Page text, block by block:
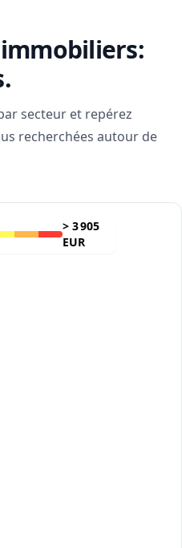
.
secteur et repérez
recherchées autour de
> 3 905
EUR